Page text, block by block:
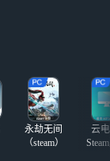
永劫无间
（steam）
云